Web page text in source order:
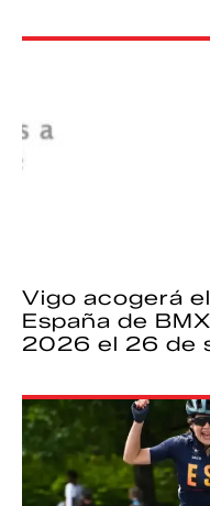
Vigo acogerá
España de
2026 el 26 de